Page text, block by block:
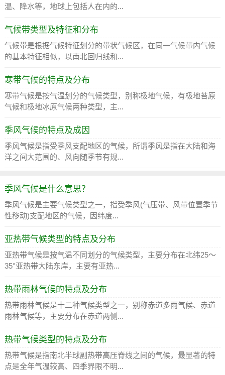
温、降水等，地球上包括人在内的...
气候带类型及特征和分布
气候带是根据气候特征划分的带状气候区，在同一气候带内气候
的基本特征相似，以南北回归线和...
寒带气候的特点及分布
寒带气候是按气温划分的气候类型，别称极地气候，有极地苔原
气候和极地冰原气候两种类型，主...
季风气候的特点及成因
季风气候是指受季风支配地区的气候，所谓季风是指在大陆和海
洋之间大范围的、风向随季节有规...
季风气候是什么意思？
季风气候是主要气候类型之一，指受季风(气压带、风带位置季节
性移动)支配地区的气候，因纬度...
亚热带气候类型的特点及分布
亚热带气候是按气温不同划分的气候类型，主要分布在北纬25～
35°亚热带大陆东岸，主要有亚热...
热带雨林气候的特点及分布
热带雨林气候是十二种气候类型之一，别称赤道多雨气候、赤道
雨林气候等，主要分布在赤道两侧...
热带气候类型的特点及分布
热带气候是指南北半球副热带高压脊线之间的气候，最显著的特
点是全年气温较高、四季界限不明...